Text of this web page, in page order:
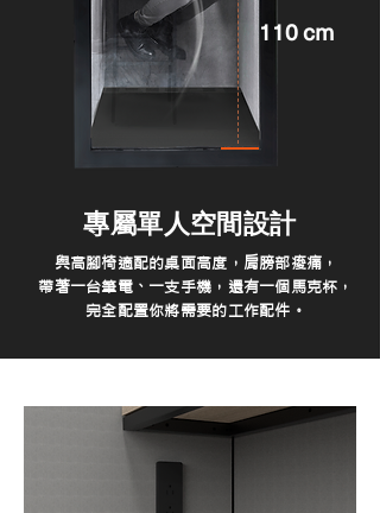
110 cm
​專屬單人空間設計
與高腳椅適配的桌面高度，肩膀部痠痛，
帶著一台筆電、一支手機，還有一個馬克杯，
​完全配置你將需要的工作配件。